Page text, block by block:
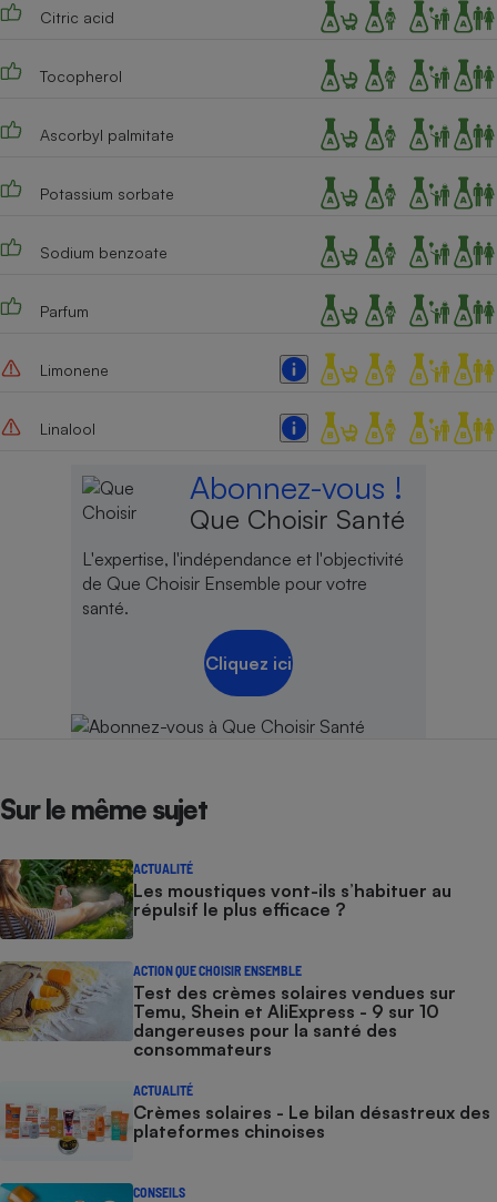
Citric acid
Tocopherol
Ascorbyl palmitate
Potassium sorbate
Sodium benzoate
Parfum
Limonene
Linalool
Abonnez-vous !
Que Choisir Santé
L'expertise, l'indépendance et l'objectivité
de Que Choisir Ensemble pour votre
santé.
Cliquez ici
Sur le même sujet
ACTUALITÉ
Les moustiques vont-ils s’habituer au
répulsif le plus efficace ?
ACTION QUE CHOISIR ENSEMBLE
Test des crèmes solaires vendues sur
Temu, Shein et AliExpress - 9 sur 10
dangereuses pour la santé des
consommateurs
ACTUALITÉ
Crèmes solaires - Le bilan désastreux des
plateformes chinoises
CONSEILS